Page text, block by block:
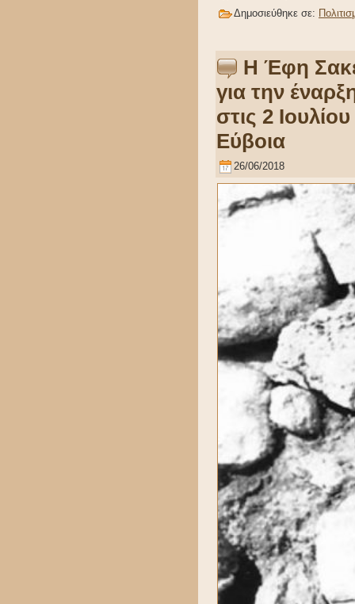
Δημοσιεύθηκε σε:
Η Έφη
για την
στις 2
Εύβοια
26/06/2018